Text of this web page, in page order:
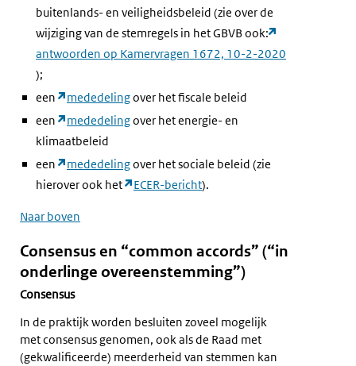
buitenlands- en veiligheidsbeleid (zie over de
wijziging van de stemregels in het GBVB ook:
antwoorden op Kamervragen 1672, 10-2-2020
);
een
mededelingover het fiscale beleid
een
mededelingover het energie- en
klimaatbeleid
een
mededelingover het sociale beleid (zie
hierover ook het
ECER-bericht).
Naar boven
Consensus en “common accords” (“in
onderlinge overeenstemming”)
Consensus
In de praktijk worden besluiten zoveel mogelijk
met consensus genomen, ook als de Raad met
(gekwalificeerde) meerderheid van stemmen kan